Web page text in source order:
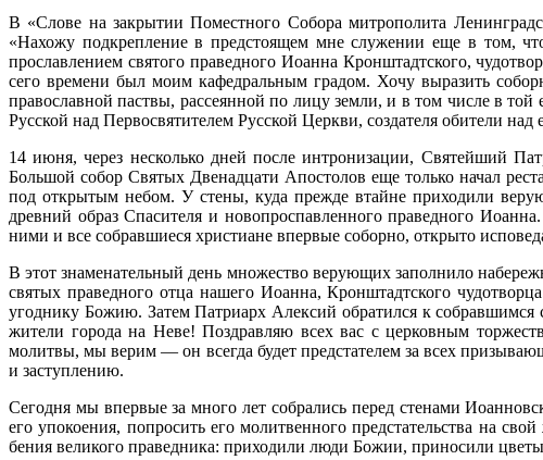
В «Слове на закрытии Поместного Собора митро­полита
«Нахожу подкрепление в предстоящем мне служении еще в том,
прославлением святого праведного Иоанна Кронштадт­ского,
сего времени был моим кафедральным градом. Хочу выразить
православной паствы, рассеянной по лицу земли, и в том числе в
Русской над Первосвя­тителем Русской Церкви, создателя обители
14 июня, через несколько дней после интрони­зации, Святейший
Большой собор Святых Двенадцати Апостолов еще только начал
под открытым небом. У стены, куда прежде втайне приходили
древний образ Спасителя и новопроспавленного праведного
ними и все собравшиеся христиане впервые соборно, откры­то
В этот знаменательный день множество верующих заполнило
святых праведного отца нашего Иоанна, Кронштадтского
угоднику Божию. Затем Патриарх Алексий обратился к
жители города на Неве! Поздравляю всех вас с церковным
молитвы, мы верим — он всегда будет предстателем за всех
и заступлению.
Сегодня мы впервые за много лет собрались перед стенами
его упокоения, попросить его молитвенного предстательства на
бения великого праведника: приходили люди Божии, приносили